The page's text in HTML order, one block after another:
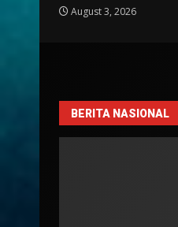
August 3, 2026
BERITA NASIONAL